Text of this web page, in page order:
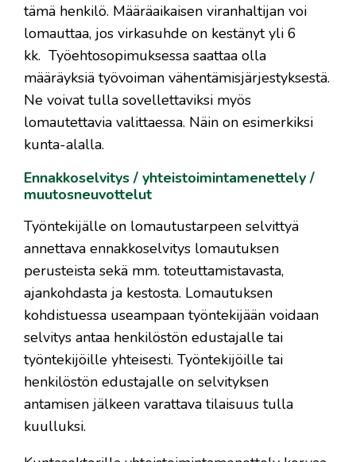
tämä henkilö. Määräaikaisen viranhaltijan voi
lomauttaa, jos virkasuhde on kestänyt yli 6
kk. Työehtosopimuksessa saattaa olla
määräyksiä työvoiman vähentämisjärjestyksestä.
Ne voivat tulla sovellettaviksi myös
lomautettavia valittaessa. Näin on esimerkiksi
kunta-alalla.
Ennakkoselvitys / yhteistoimintamenettely /
muutosneuvottelut
Työntekijälle on lomautustarpeen selvittyä
annettava ennakkoselvitys lomautuksen
perusteista sekä mm. toteuttamistavasta,
ajankohdasta ja kestosta. Lomautuksen
kohdistuessa useampaan työntekijään voidaan
selvitys antaa henkilöstön edustajalle tai
työntekijöille yhteisesti. Työntekijöille tai
henkilöstön edustajalle on selvityksen
antamisen jälkeen varattava tilaisuus tulla
kuulluksi.